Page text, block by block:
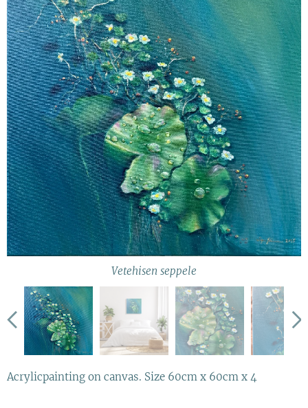
Vetehisen seppele
Havainnekuva
Acrylicpainting on canvas. Size 60cm x 60cm x 4